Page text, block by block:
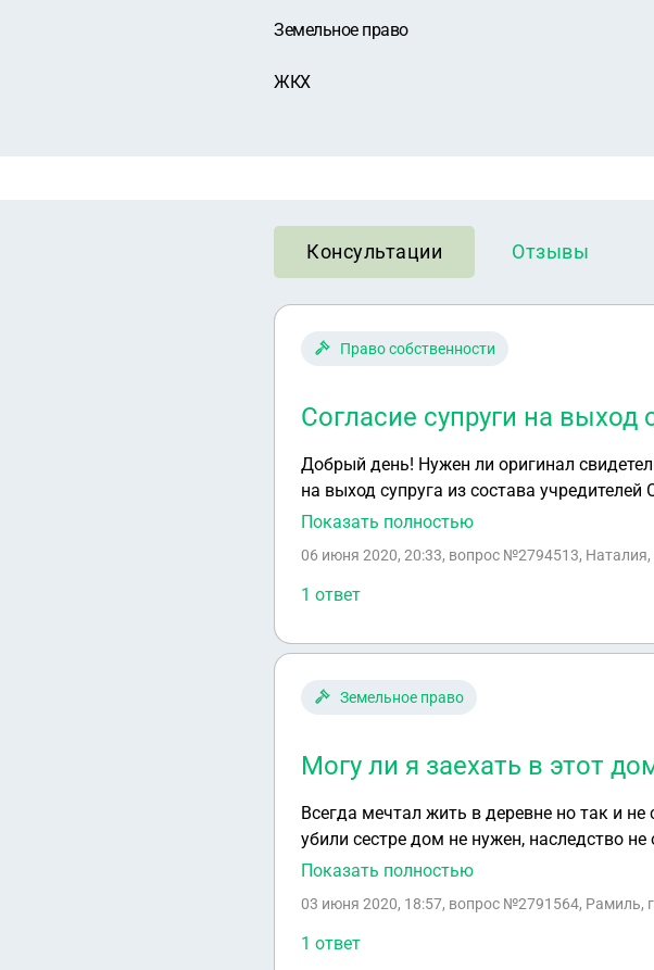
Земельное право
ЖКХ
Консультации Отзывы
Право собственности
Согласие супруги на выход
Добрый день! Нужен ли оригинал
на выход супруга из состава
номер свидетельства о браке или
Показать полностью
06 июня 2020, 20:33, вопрос №2794513, Наталия,
1 ответ
Земельное право
Могу ли я заехать в этот
Всегда мечтал жить в деревне но так и
убили сестре дом не нужен, наследство
оформить на себя.
Показать полностью
03 июня 2020, 18:57, вопрос №2791564, Рамиль,
1 ответ